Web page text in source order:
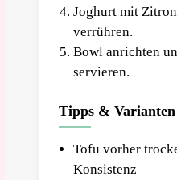
Joghurt mit
verrühren.
Bowl anrichten
servieren.
Tipps & Varianten
Tofu vorher
Konsistenz